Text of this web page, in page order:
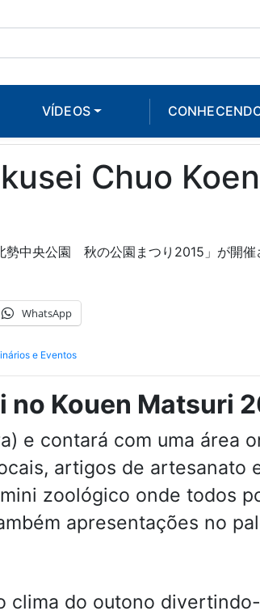
VÍDEOS
Chuo
勢中央公園 秋の公園まつり2015」が開催
WhatsApp
e Eventos
no Kouen Matsuri
e contará com uma área
artigos de artesanato
mini zoológico onde todos
apresentações no
clima do outono